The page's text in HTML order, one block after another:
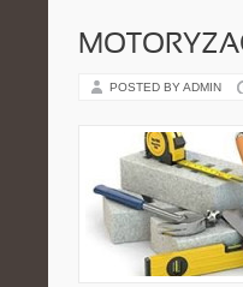
POSTED BY ADMIN